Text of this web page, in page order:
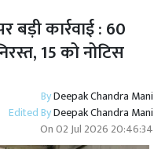
बड़ी कार्रवाई : 60
15 को नोटिस
ByDeepak Chandra Mani
Edited ByDeepak Chandra Mani
On02 Jul 2026 20:46:34